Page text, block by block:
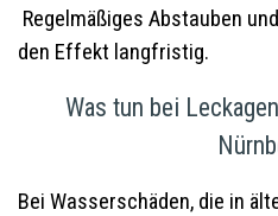
Regelmäßiges Abstauben
den Effekt langfristig.
Was tun bei
Bei Wasserschäden, die in